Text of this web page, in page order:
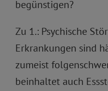
begünstigen?
Zu 1.: Psychische
Erkrankungen sind
zumeist
beinhaltet auch